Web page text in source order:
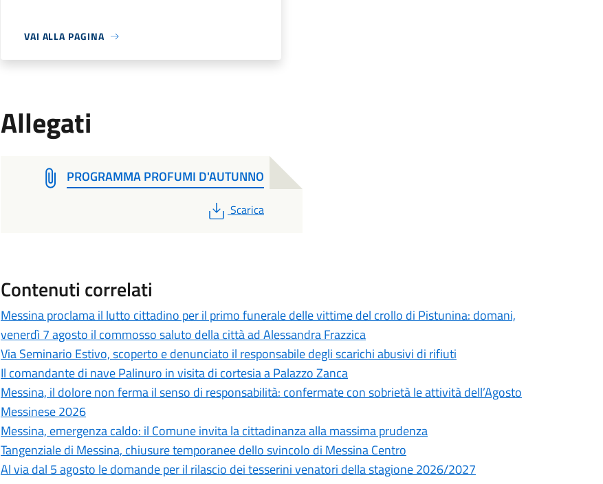
VAI ALLA PAGINA
Allegati
PROGRAMMA PROFUMI D'AUTUNNO
PDF
Scarica
Contenuti correlati
Messina proclama il lutto cittadino per il primo funerale delle vittime del crollo di Pistunina: domani,
venerdì 7 agosto il commosso saluto della città ad Alessandra Frazzica
Via Seminario Estivo, scoperto e denunciato il responsabile degli scarichi abusivi di rifiuti
Il comandante di nave Palinuro in visita di cortesia a Palazzo Zanca
Messina, il dolore non ferma il senso di responsabilità: confermate con sobrietà le attività dell’Agosto
Messinese 2026
Messina, emergenza caldo: il Comune invita la cittadinanza alla massima prudenza
Tangenziale di Messina, chiusure temporanee dello svincolo di Messina Centro
Al via dal 5 agosto le domande per il rilascio dei tesserini venatori della stagione 2026/2027